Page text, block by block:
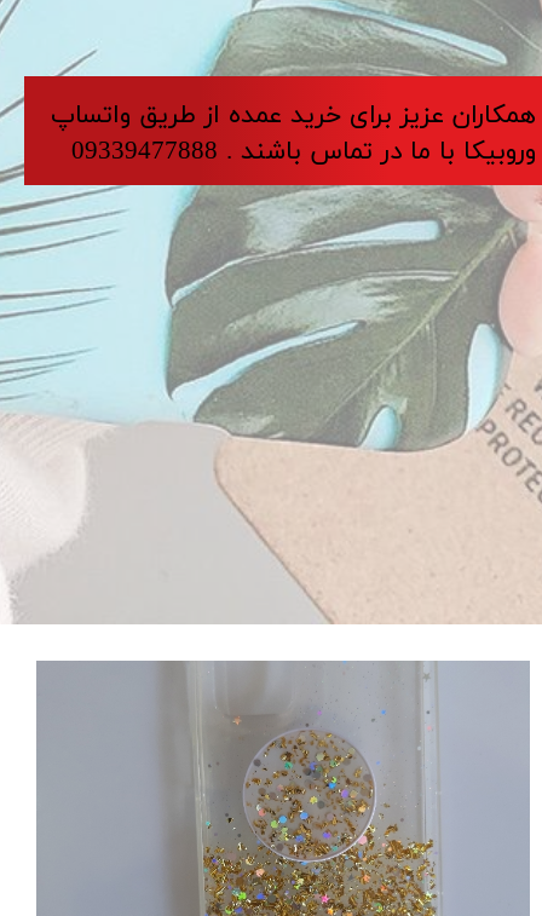
​​​همکاران عزیز برای خرید عمده از طریق واتساپ
وروبیکا با ما در تماس باشند . 09339477888